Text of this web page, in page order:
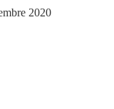
2020